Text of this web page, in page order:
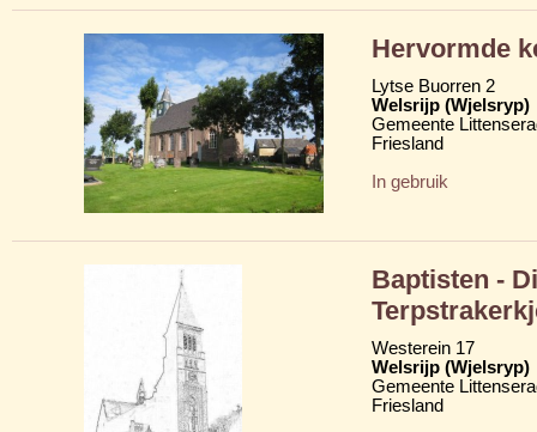
Hervormde
Lytse Buorren 2
Welsrijp (Wjelsryp)
Gemeente
Friesland
In gebruik
Baptisten -
Westerein 17
Welsrijp (Wjelsryp)
Gemeente
Friesland